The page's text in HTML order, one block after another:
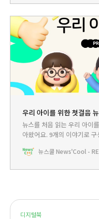
우리 아이를 위한 첫걸음
뉴스를 처음 읽는 우리 아이
아왔어요. 9개의 이야기로
뉴스쿨 News'Cool -
디지털북